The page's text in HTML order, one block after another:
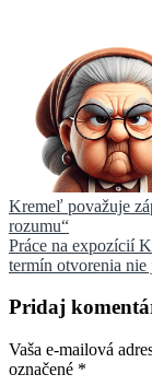
Navigácia
v
článku
Kremeľ považuje
rozumu“
Práce na expozícií
termín otvorenia nie
Pridaj
Vaša e-mailová
označené *